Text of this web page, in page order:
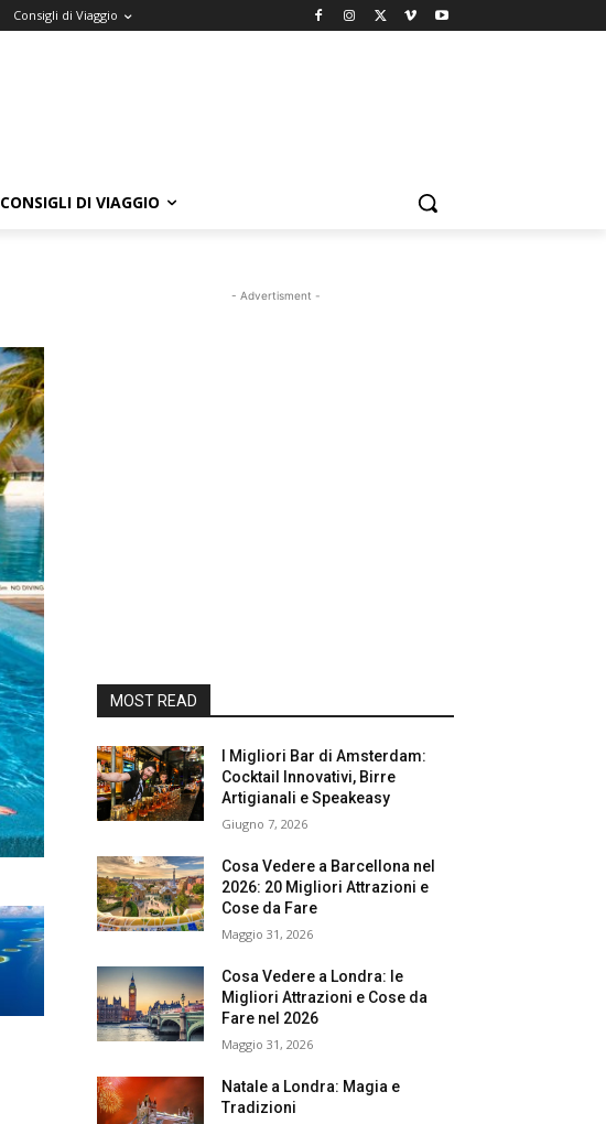
Consigli di Viaggio
CONSIGLI DI VIAGGIO
- Advertisment -
MOST READ
I Migliori Bar di Amsterdam:
Cocktail Innovativi, Birre
Artigianali e Speakeasy
Giugno 7, 2026
Cosa Vedere a Barcellona nel
2026: 20 Migliori Attrazioni e
Cose da Fare
Maggio 31, 2026
Cosa Vedere a Londra: le
Migliori Attrazioni e Cose da
Fare nel 2026
Maggio 31, 2026
Natale a Londra: Magia e
Tradizioni